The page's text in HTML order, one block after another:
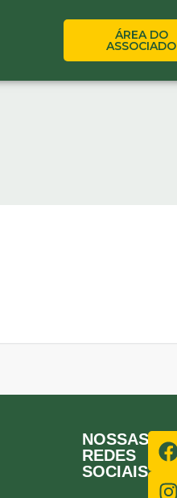
ÁREA DO
ASSOCIADO
NOSSAS
REDES
SOCIAIS